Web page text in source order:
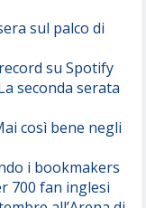
sul palco di
su Spotify
seconda serata
così bene negli
i bookmakers
700 fan inglesi